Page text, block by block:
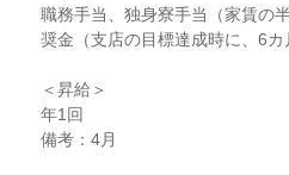
職務手当、独身寮手当（家賃の
奨金（支店の目標達成時に、6カ
＜昇給＞
年1回
備考：4月